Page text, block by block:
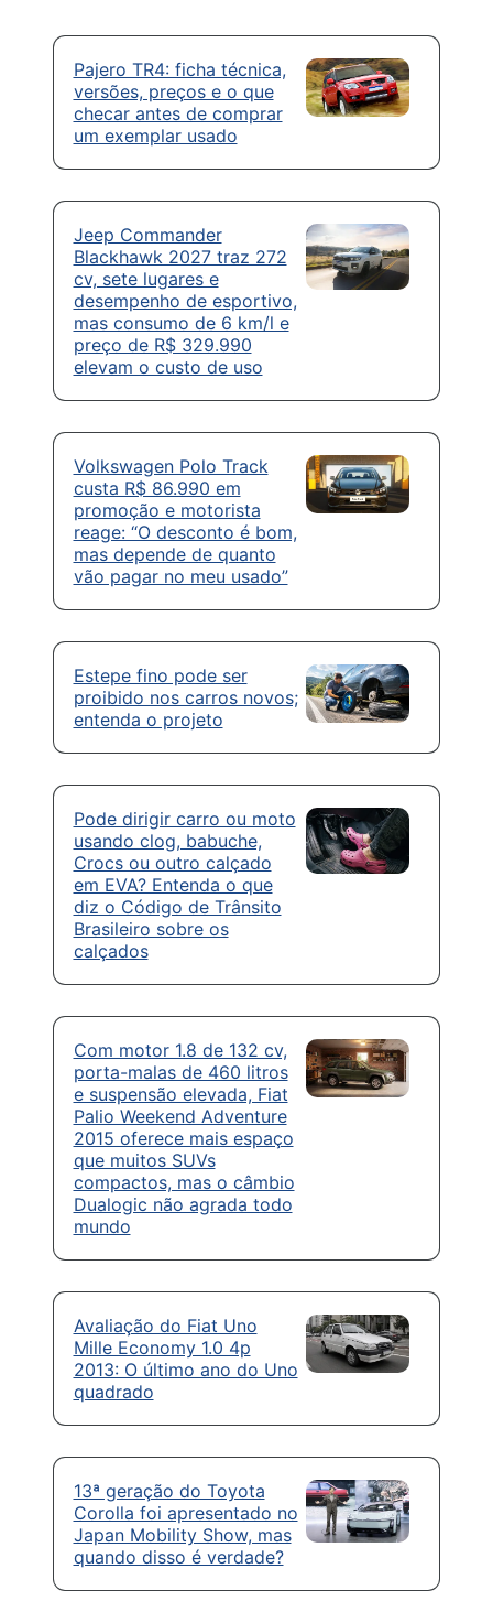
Pajero TR4: ficha técnica,
versões, preços e o que
checar antes de comprar
um exemplar usado
Jeep Commander
Blackhawk 2027 traz 272
cv, sete lugares e
desempenho de esportivo,
mas consumo de 6 km/l e
preço de R$ 329.990
elevam o custo de uso
Volkswagen Polo Track
custa R$ 86.990 em
promoção e motorista
reage: “O desconto é bom,
mas depende de quanto
vão pagar no meu usado”
Estepe fino pode ser
proibido nos carros novos;
entenda o projeto
Pode dirigir carro ou moto
usando clog, babuche,
Crocs ou outro calçado
em EVA? Entenda o que
diz o Código de Trânsito
Brasileiro sobre os
calçados
Com motor 1.8 de 132 cv,
porta-malas de 460 litros
e suspensão elevada, Fiat
Palio Weekend Adventure
2015 oferece mais espaço
que muitos SUVs
compactos, mas o câmbio
Dualogic não agrada todo
mundo
Avaliação do Fiat Uno
Mille Economy 1.0 4p
2013: O último ano do Uno
quadrado
13ª geração do Toyota
Corolla foi apresentado no
Japan Mobility Show, mas
quando disso é verdade?